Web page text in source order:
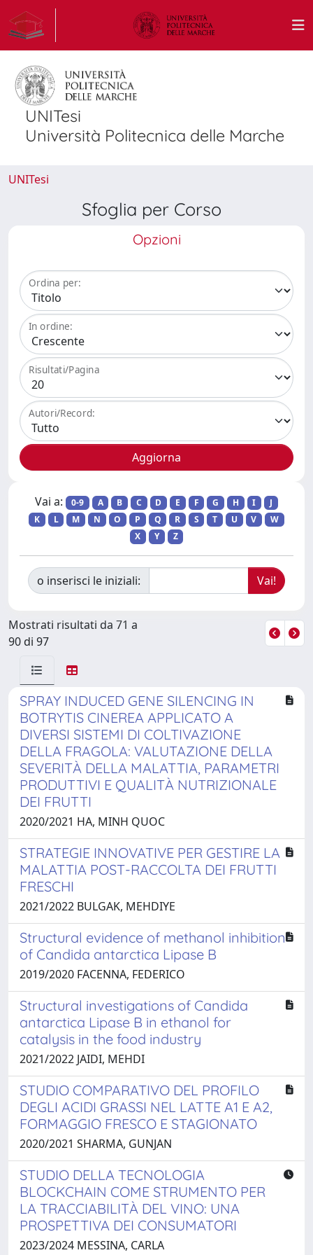
UNITesi
Università Politecnica delle Marche
UNITesi
Sfoglia per Corso
Opzioni
Ordina per:
In ordine:
Risultati/Pagina
Autori/Record:
Vai a: 0-9 A B C D E F G H I
J
K
L M N O P Q R S T U V
W
X
Y Z
o inserisci le iniziali:
Mostrati risultati da 71 a
90 di 97
SPRAY INDUCED GENE SILENCING IN
BOTRYTIS CINEREA APPLICATO A
DIVERSI SISTEMI DI COLTIVAZIONE
DELLA FRAGOLA: VALUTAZIONE DELLA
SEVERITÀ DELLA MALATTIA, PARAMETRI
PRODUTTIVI E QUALITÀ NUTRIZIONALE
DEI FRUTTI
2020/2021 HA, MINH QUOC
STRATEGIE INNOVATIVE PER GESTIRE LA
MALATTIA POST-RACCOLTA DEI FRUTTI
FRESCHI
2021/2022 BULGAK, MEHDIYE
Structural evidence of methanol inhibition
of Candida antarctica Lipase B
2019/2020 FACENNA, FEDERICO
Structural investigations of Candida
antarctica Lipase B in ethanol for
catalysis in the food industry
2021/2022 JAIDI, MEHDI
STUDIO COMPARATIVO DEL PROFILO
DEGLI ACIDI GRASSI NEL LATTE A1 E A2,
FORMAGGIO FRESCO E STAGIONATO
2020/2021 SHARMA, GUNJAN
STUDIO DELLA TECNOLOGIA
BLOCKCHAIN COME STRUMENTO PER
LA TRACCIABILITÀ DEL VINO: UNA
PROSPETTIVA DEI CONSUMATORI
2023/2024 MESSINA, CARLA